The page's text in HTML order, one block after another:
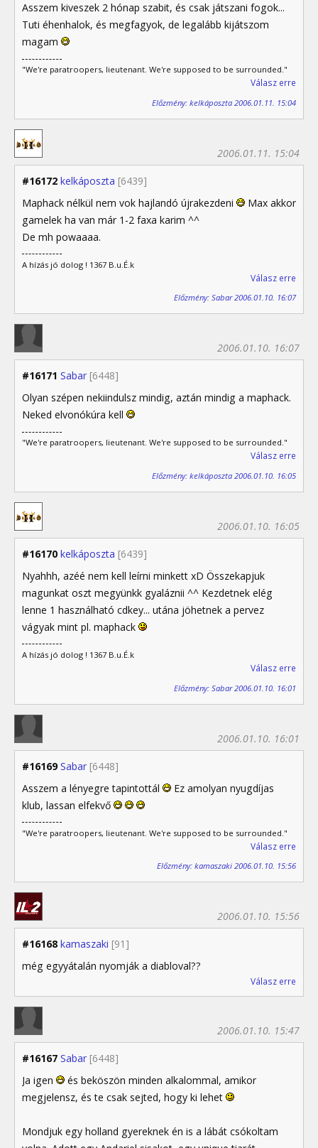
Asszem kiveszek 2 hónap szabit, és csak játszani fogok...
Tuti éhenhalok, és megfagyok, de legalább kijátszom
magam
"We're paratroopers, lieutenant. We're supposed to be surrounded."
Válasz erre
Előzmény: kelkáposzta 2006.01.11. 15:04
#16172 kelkáposzta [6439]
2006.01.11. 15:04
Maphack nélkül nem vok hajlandó újrakezdeni
Max akkor
gamelek ha van már 1-2 faxa karim ^^
De mh powaaaa.
A hízás jó dolog ! 1367 B.u.É.k
Válasz erre
Előzmény: Sabar 2006.01.10. 16:07
#16171 Sabar [6448]
2006.01.10. 16:07
Olyan szépen nekiindulsz mindig, aztán mindig a maphack.
Neked elvonókúra kell
"We're paratroopers, lieutenant. We're supposed to be surrounded."
Válasz erre
Előzmény: kelkáposzta 2006.01.10. 16:05
#16170 kelkáposzta [6439]
2006.01.10. 16:05
Nyahhh, azéé nem kell leírni minkett xD Összekapjuk
magunkat oszt megyünkk gyaláznii ^^ Kezdetnek elég
lenne 1 használható cdkey... utána jöhetnek a pervez
vágyak mint pl. maphack
A hízás jó dolog ! 1367 B.u.É.k
Válasz erre
Előzmény: Sabar 2006.01.10. 16:01
#16169 Sabar [6448]
2006.01.10. 16:01
Asszem a lényegre tapintottál
Ez amolyan nyugdíjas
klub, lassan elfekvő
"We're paratroopers, lieutenant. We're supposed to be surrounded."
Válasz erre
Előzmény: kamaszaki 2006.01.10. 15:56
#16168 kamaszaki [91]
2006.01.10. 15:56
még egyyátalán nyomják a diabloval??
Válasz erre
#16167 Sabar [6448]
2006.01.10. 15:47
Ja igen
és beköszön minden alkalommal, amikor
megjelensz, és te csak sejted, hogy ki lehet
Mondjuk egy holland gyereknek én is a lábát csókoltam